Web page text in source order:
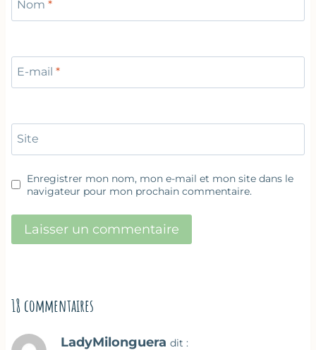
Nom *
E-mail *
Site
Enregistrer mon nom, mon e-mail et mon site dans le
navigateur pour mon prochain commentaire.
18 commentaires
LadyMilonguera dit :